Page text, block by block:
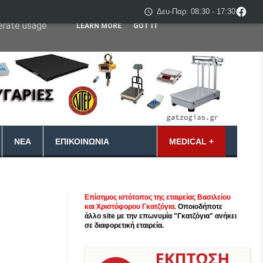
ΝΈΑ ΕΠΙΚΟΙΝΩΝΊΑ MEDICAL +
Δευ-Παρ: 08:30 - 17:30
Επίσημος ιστότοπος της εταιρείας Βασιλείου
και Χριστόφορου Γκατζόγια. Οποιοδήποτε
άλλο site με την επωνυμία "Γκατζόγια" ανήκει
σε διαφορετική εταιρεία.
agent
usage
LEARN MORE GOT IT